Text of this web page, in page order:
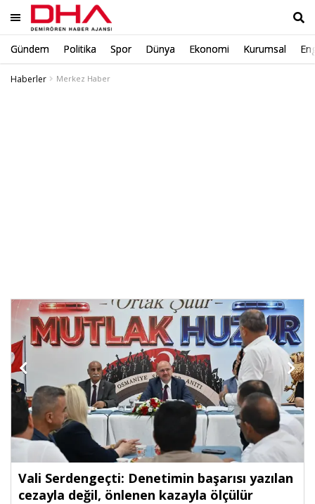
Gündem Politika Spor Dünya Ekonomi Kurumsal
Haberler
Merkez Haber
Vali Serdengeçti: Denetimin başarısı yazılan
cezayla değil, önlenen kazayla ölçülür